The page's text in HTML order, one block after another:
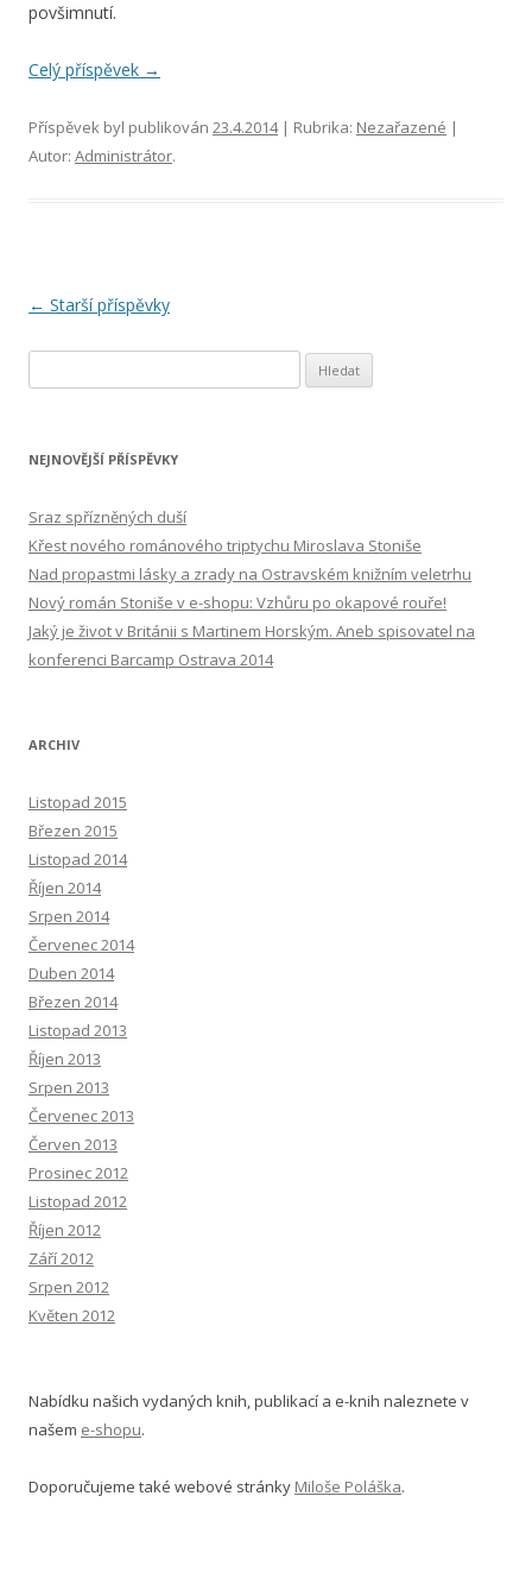
povšimnutí.
Celý příspěvek →
Příspěvek byl publikován 23.4.2014| Rubrika: Nezařazené |
Autor: Administrátor.
Navigace pro příspěvky
← Starší příspěvky
NEJNOVĚJŠÍ PŘÍSPĚVKY
Sraz spřízněných duší
Křest nového románového triptychu Miroslava Stoniše
Nad propastmi lásky a zrady na Ostravském knižním veletrhu
Nový román Stoniše v e-shopu: Vzhůru po okapové rouře!
Jaký je život v Británii s Martinem Horským. Aneb spisovatel na
konferenci Barcamp Ostrava 2014
ARCHIV
Listopad 2015
Březen 2015
Listopad 2014
Říjen 2014
Srpen 2014
Červenec 2014
Duben 2014
Březen 2014
Listopad 2013
Říjen 2013
Srpen 2013
Červenec 2013
Červen 2013
Prosinec 2012
Listopad 2012
Říjen 2012
Září 2012
Srpen 2012
Květen 2012
Nabídku našich vydaných knih, publikací a e-knih naleznete v
našem e-shopu.
Doporučujeme také webové stránky Miloše Poláška.